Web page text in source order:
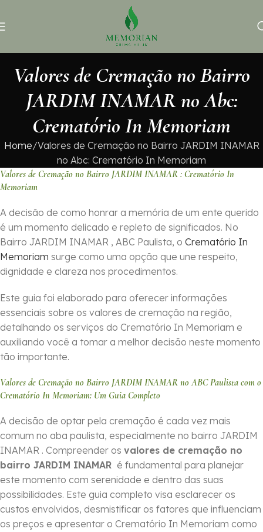
Valores de Cremação no Bairro
JARDIM INAMAR no Abc:
Crematório In Memoriam
Home Valores de Cremação no Bairro JARDIM INAMAR
no Abc: Crematório In Memoriam
Valores de Cremação no Bairro JARDIM INAMAR : Crematório In
Memoriam
A decisão de como honrar a memória de um ente querido
é um momento delicado e repleto de significados. No
Bairro JARDIM INAMAR , ABC Paulista, o Crematório In
Memoriam surge como uma opção que une respeito,
dignidade e clareza nos procedimentos.
Este guia foi elaborado para oferecer informações
essenciais sobre os valores de cremação na região,
detalhando os serviços do Crematório In Memoriam e
auxiliando você a tomar a melhor decisão neste momento
tão importante.
Valores de Cremação no Bairro JARDIM INAMAR no ABC Paulista com o
Crematório In Memoriam: Um Guia Completo
A decisão de optar pela cremação é cada vez mais
comum no aba paulista, especialmente no bairro JARDIM
INAMAR . Compreender os valores de cremação no
bairro JARDIM INAMAR é fundamental para planejar
este momento com serenidade e dentro das suas
possibilidades. Este guia completo visa esclarecer os
custos envolvidos, desmistificar os fatores que influenciam
os preços e apresentar o Crematório In Memoriam como